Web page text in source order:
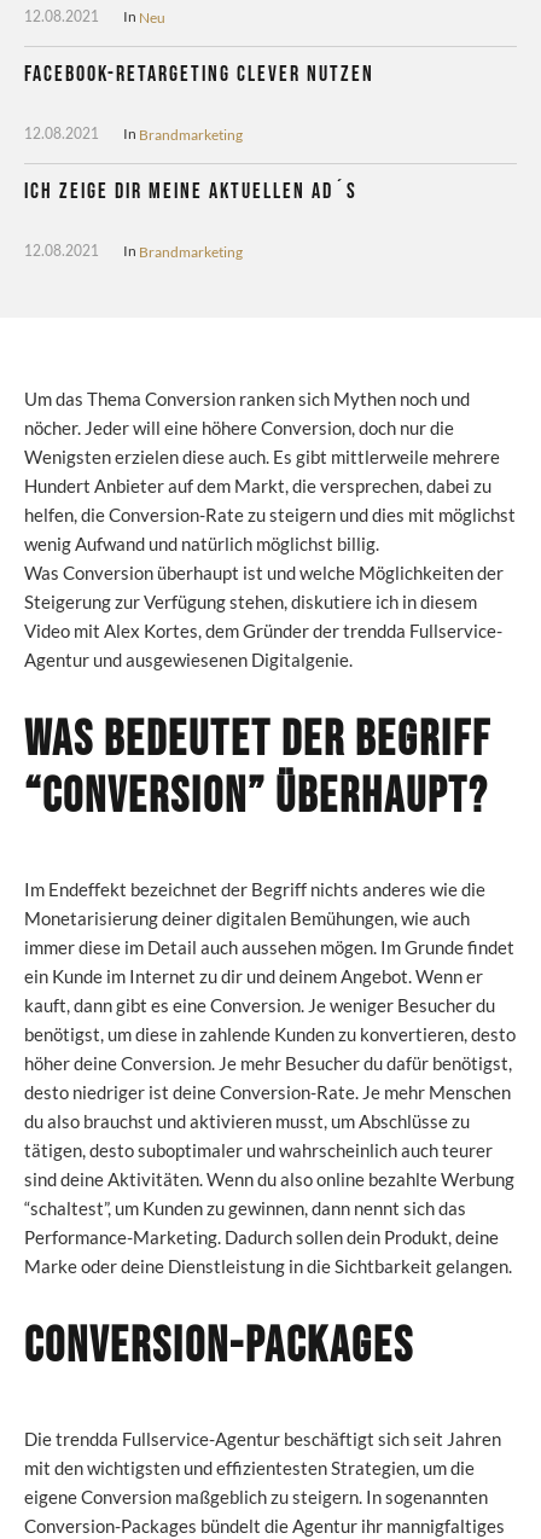
12.08.2021 In Neu
Facebook-Retargeting clever nutzen
12.08.2021 In Brandmarketing
Ich zeige dir meine aktuellen Ad´s
12.08.2021 In Brandmarketing
Um das Thema Conversion ranken sich Mythen noch und
nöcher. Jeder will eine höhere Conversion, doch nur die
Wenigsten erzielen diese auch. Es gibt mittlerweile mehrere
Hundert Anbieter auf dem Markt, die versprechen, dabei zu
helfen, die Conversion-Rate zu steigern und dies mit möglichst
wenig Aufwand und natürlich möglichst billig.
Was Conversion überhaupt ist und welche Möglichkeiten der
Steigerung zur Verfügung stehen, diskutiere ich in diesem
Video mit Alex Kortes, dem Gründer der trendda Fullservice-
Agentur und ausgewiesenen Digitalgenie.
Was bedeutet der Begriff
“Conversion” überhaupt?
Im Endeffekt bezeichnet der Begriff nichts anderes wie die
Monetarisierung deiner digitalen Bemühungen, wie auch
immer diese im Detail auch aussehen mögen. Im Grunde findet
ein Kunde im Internet zu dir und deinem Angebot. Wenn er
kauft, dann gibt es eine Conversion. Je weniger Besucher du
benötigst, um diese in zahlende Kunden zu konvertieren, desto
höher deine Conversion. Je mehr Besucher du dafür benötigst,
desto niedriger ist deine Conversion-Rate. Je mehr Menschen
du also brauchst und aktivieren musst, um Abschlüsse zu
tätigen, desto suboptimaler und wahrscheinlich auch teurer
sind deine Aktivitäten. Wenn du also online bezahlte Werbung
“schaltest”, um Kunden zu gewinnen, dann nennt sich das
Performance-Marketing. Dadurch sollen dein Produkt, deine
Marke oder deine Dienstleistung in die Sichtbarkeit gelangen.
Conversion-Packages
Die trendda Fullservice-Agentur beschäftigt sich seit Jahren
mit den wichtigsten und effizientesten Strategien, um die
eigene Conversion maßgeblich zu steigern. In sogenannten
Conversion-Packages bündelt die Agentur ihr mannigfaltiges